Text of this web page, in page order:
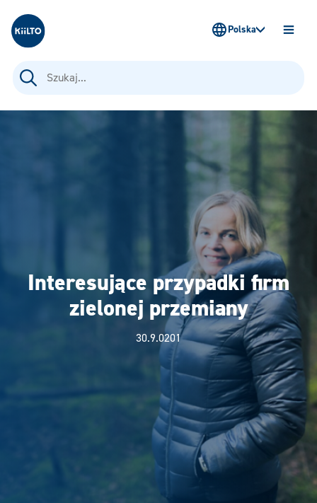
Kiilto Poland
Szukaj:
Polska
Interesujące przypadki firm
zielonej przemiany
30.9.0201